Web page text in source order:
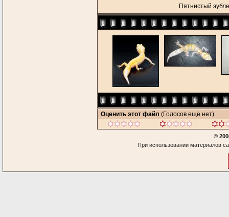
Пятнистый
Оценить этот файл (Голосов ещё нет)
©
При использовании материалов